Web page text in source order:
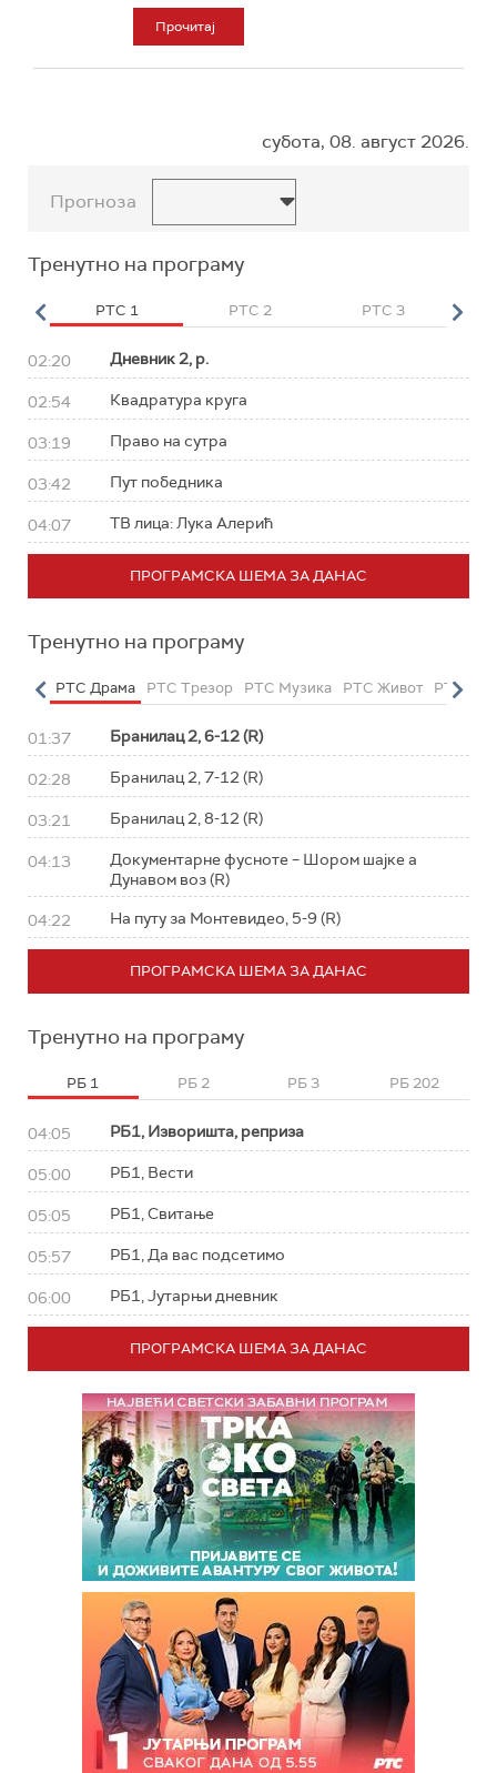
Прочитај
субота, 08. август 2026.
Прогноза
Тренутно на програму
РТС 1 РТС 2 РТС 3
02:20 Дневник 2, р.
02:54 Квадратура круга
03:19 Право на сутра
03:42 Пут победника
04:07 ТВ лица: Лука Алерић
ПРОГРАМСКА ШЕМА ЗА ДАНАС
Тренутно на програму
РТС Драма РТС Трезор РТС Музика РТС Живот РТС
01:37 Бранилац 2, 6-12 (R)
02:28 Бранилац 2, 7-12 (R)
03:21 Бранилац 2, 8-12 (R)
04:13
Документарне фусноте – Шором шајке а
Дунавом воз (R)
04:22 На путу за Монтевидео, 5-9 (R)
ПРОГРАМСКА ШЕМА ЗА ДАНАС
Тренутно на програму
РБ 1 РБ 2 РБ 3 РБ 202
04:05 РБ1, Изворишта, реприза
05:00 РБ1, Вести
05:05 РБ1, Свитање
05:57 РБ1, Да вас подсетимо
06:00 РБ1, Јутарњи дневник
ПРОГРАМСКА ШЕМА ЗА ДАНАС